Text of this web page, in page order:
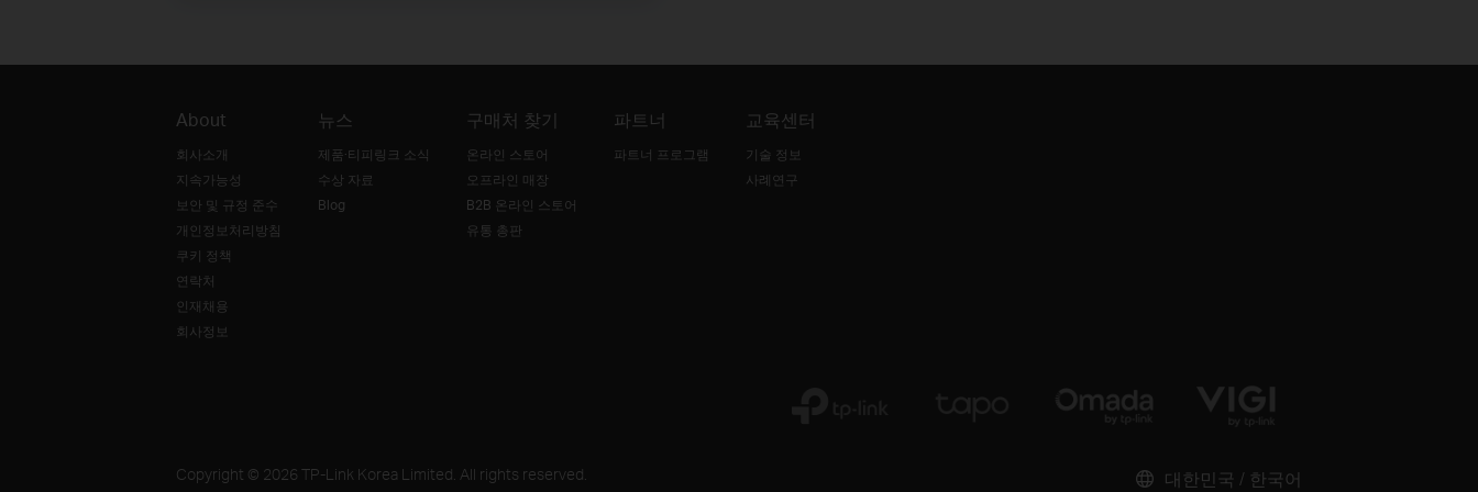
About
회사소개
지속가능성
보안 및 규정 준수
개인정보처리방침
쿠키 정책
연락처
인재채용
회사정보
뉴스
제품·티피링크 소식
수상 자료
Blog
구매처 찾기
온라인 스토어
오프라인 매장
B2B 온라인 스토어
유통 총판
파트너
파트너 프로그램
교육센터
기술 정보
사례연구
Copyright © 2026 TP-Link Korea Limited. All rights reserved. 대한민국 / 한국어